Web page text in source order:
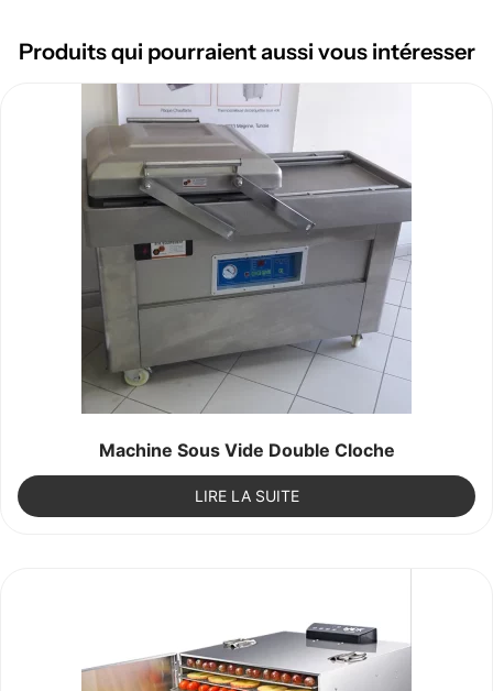
Produits qui pourraient aussi vous intéresser
Machine Sous Vide Double Cloche
LIRE LA SUITE